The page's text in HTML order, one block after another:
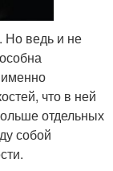
Но ведь и не
что в ней
отдельных
собой